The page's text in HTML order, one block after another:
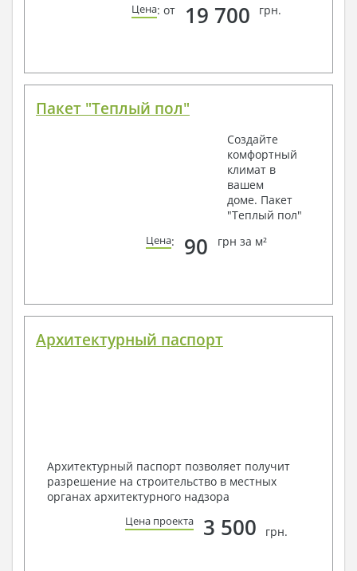
Цена: от 19 700 грн.
Пакет "Теплый пол"
Создайте
комфортный
климат в
вашем
доме. Пакет
"Теплый пол"
Цена: 90 грн за м²
Архитектурный паспорт
Архитектурный паспорт позволяет получит
разрешение на строительство в местных
органах архитектурного надзора
Цена проекта 3 500 грн.